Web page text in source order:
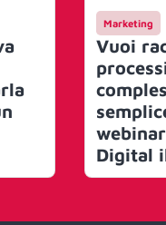
Marketing
Vuoi
Digital
gennaio